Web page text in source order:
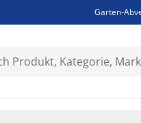
Garten-
Bist du